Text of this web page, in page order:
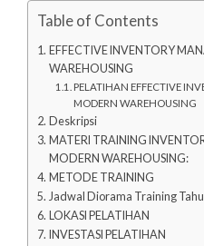
Table of Contents
EFFECTIVE INVENTORY
WAREHOUSING
PELATIHAN EFFECTIVE
MODERN WAREHOUSING
Deskripsi
MATERI TRAINING
MODERN WAREHOUSING:
METODE TRAINING
Jadwal Diorama Training
LOKASI PELATIHAN
INVESTASI PELATIHAN